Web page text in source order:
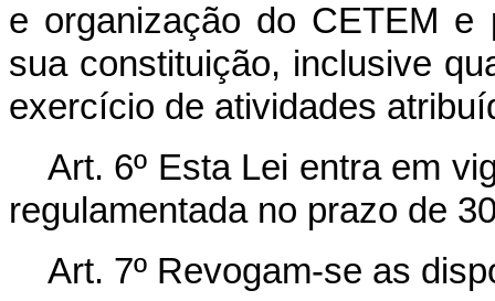
e organização do CETEM e
sua constituição, inclusive
exercício de atividades
Art. 6º Esta Lei entra em
regulamentada no prazo de
Art. 7º Revogam-se as